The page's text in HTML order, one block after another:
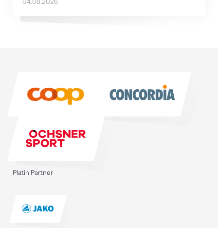
04.08.2026
Platin Partner